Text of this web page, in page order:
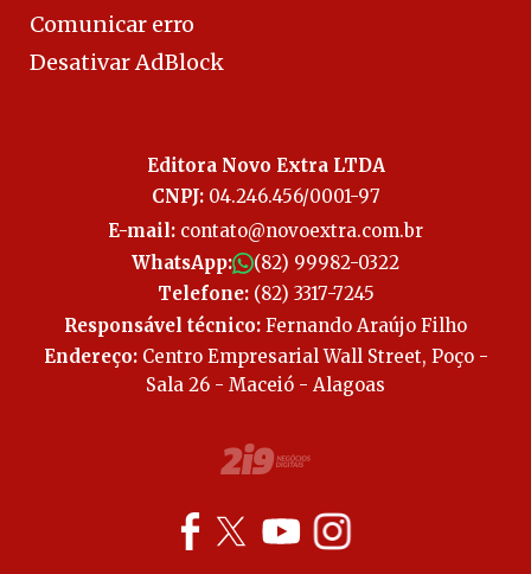
Comunicar erro
Desativar AdBlock
Editora Novo Extra LTDA
CNPJ:04.246.456/0001-97
E-mail: contato@novoextra.com.br
WhatsApp:
(82) 99982-0322
Telefone:(82) 3317-7245
Responsável técnico: Fernando Araújo Filho
Endereço:Centro Empresarial Wall Street, Poço -
Sala 26 - Maceió - Alagoas